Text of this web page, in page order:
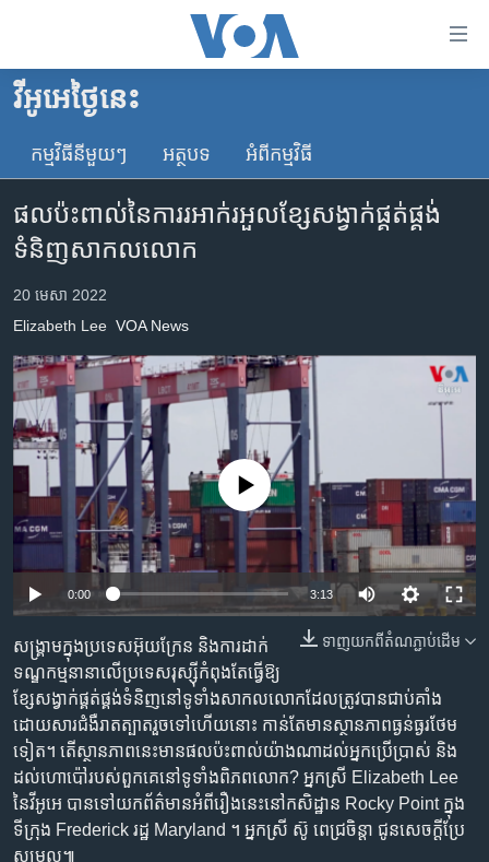
គេហទំព័រ​
ទាក់ទង
និង​
ចូល​
ទំព័រ​
ម្តង
រំលង​
និង​
ចូល​
ទៅ​
ទំព័រ​
រចនា
សម្ព័ន្ធ​
រំលង​
និង​
កាន់​
ទំព័រ​
ស្វែង​
រក
កម្ពុជា
អន្តរជាតិ
ចិន
ទូរទស្សន៍ / វីដេអូ​
វិទ្យុ / ផតខាសថ៍
កម្មវិធីទាំងអស់
Khmer English
បណ្តាញ​សង្គម
ភាសា
វីអូអេថ្ងៃនេះ
កម្មវិធី​នីមួយៗ អត្ថបទ​ អំពី​កម្មវិធី​
ផល​ប៉ះពាល់​នៃ​ការ​រអាក់រអួល​ខ្សែសង្វាក់​ផ្គត់ផ្គង់​
ទំនិញ​សាកលលោក
20 មេសា 2022
Elizabeth Lee VOA News
No media source currently available
0:00 3:13
ទាញ​យក​ពី​តំណភ្ជាប់​ដើម
សង្គ្រាម​ក្នុង​ប្រទេសអ៊ុយក្រែន និង​ការដាក់​
ទណ្ឌកម្ម​នានា​លើ​ប្រទេស​រុស្ស៊ី​កំពុងតែ​ធ្វើឱ្យ​
ខ្សែ​សង្វាក់​ផ្គត់ផ្គង់​ទំនិញ​នៅ​ទូទាំង​សាកលលោក​ដែល​ត្រូវ​បាន​ជាប់​គាំង​
ដោយ​សារ​ជំងឺ​រាតត្បាត​រួច​ទៅ​ហើយនោះ កាន់​តែ​មាន​ស្ថានភាព​ធ្ងន់ធ្ងរ​ថែម
ទៀត។ តើ​ស្ថានភាព​នេះ​មាន​ផល​ប៉ះពាល់​យ៉ាង​ណា​ដល់​អ្នកប្រើប្រាស់ និង​
ដល់​ហោប៉ៅ​របស់​ពួកគេ​នៅ​ទូទាំង​ពិភពលោក? អ្នកស្រី Elizabeth Lee
នៃវីអូអេ បានទៅ​យក​ព័ត៌មាន​អំពី​រឿងនេះ​នៅ​កសិដ្ឋាន Rocky Point ក្នុង​
ទីក្រុង Frederick រដ្ឋ Maryland ។ អ្នកស្រី ស៊ូ ពេជ្រចិន្តា ជូន​សេចក្ដី​ប្រែ
សម្រួល៕